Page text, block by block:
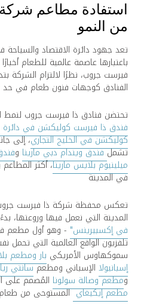
استفادة مطاعم
من النمو
تعد جهود دائرة الاقتصاد
باعتبارها عاصمة عالمية للطعام
فيرست جروب، نظرًا لالتزام
الفنادق كوجهات فنون طعام في حد
تحتضن فنادق ذا فيرست جروب لنمط
فندق ذا فيرست كوليكشن في دائرة
كوليكشن في الخليج التجاري، إلى
تشملفندق ويندام دبي مارينا و
ميلينيوم بلايس مارينا، أكثر
في المدينة
تعكس محفظة شركة ذا فيرست جروب
المدينة التي نعمل فيها وروعتها،
في إكسبيرينس" - وهو أول مطعم
تلفزيون الواقع العالمية التي
سموكهاوس الأمريكي بار ومطعم
إسبانيولاالإسباني ومطعمسانتي ريا
ومطعم وصالة سولونا المُصمم على
مطعم إيكيغايالمستوحى من طعام